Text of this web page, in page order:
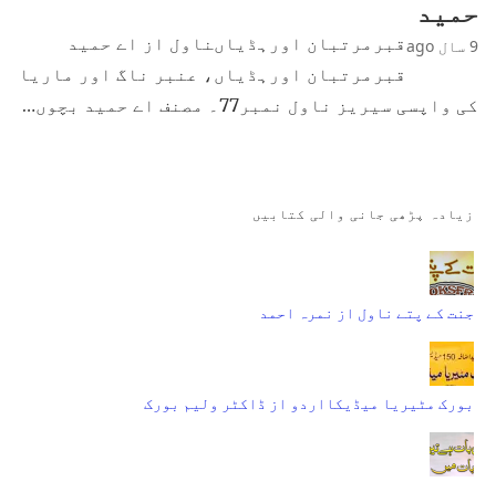
حمید
9 سال ago
قبرمرتبان اورہڈیاںناول از اے حمید
قبرمرتبان اورہڈیاں، عنبر ناگ اور ماریا
کی واپسی سیریز ناول نمبر77۔ مصنف اے حمید بچوں…
زیادہ پڑھی جانی والی کتابیں
جنت کے پتے ناول از نمرہ احمد
بورک مٹیریا میڈیکااردو از ڈاکٹر ولیم بورک